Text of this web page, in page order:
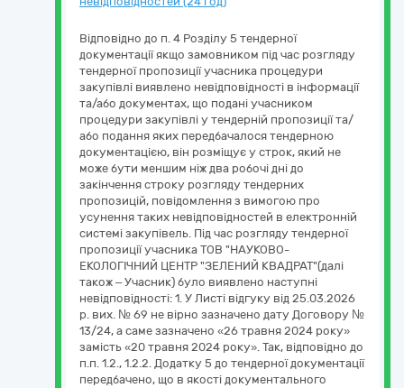
Відповідно до п. 4 Розділу 5 тендерної
документації якщо замовником під час розгляду
тендерної пропозиції учасника процедури
закупівлі виявлено невідповідності в інформації
та/або документах, що подані учасником
процедури закупівлі у тендерній пропозиції та/
або подання яких передбачалося тендерною
документацією, він розміщує у строк, який не
може бути меншим ніж два робочі дні до
закінчення строку розгляду тендерних
пропозицій, повідомлення з вимогою про
усунення таких невідповідностей в електронній
системі закупівель. Під час розгляду тендерної
пропозиції учасника ТОВ "НАУКОВО-
ЕКОЛОГІЧНИЙ ЦЕНТР "ЗЕЛЕНИЙ КВАДРАТ"(далі
також – Учасник) було виявлено наступні
невідповідності: 1. У Листі відгуку від 25.03.2026
р. вих. № 69 не вірно зазначено дату Договору №
13/24, а саме зазначено «26 травня 2024 року»
замість «20 травня 2024 року». Так, відповідно до
п.п. 1.2., 1.2.2. Додатку 5 до тендерної документації
передбачено, що в якості документального